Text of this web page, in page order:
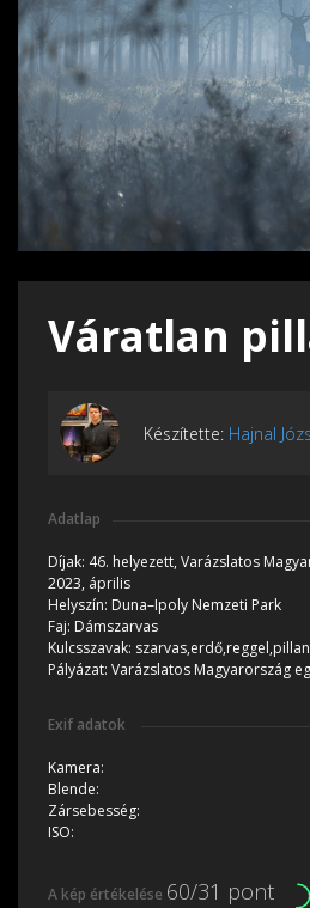
Váratlan
Készítette: Hajnal
Adatlap
Díjak: 46. helyezett, Varázslatos
2023, április
Helyszín: Duna–Ipoly Nemzeti Park
Faj: Dámszarvas
Kulcsszavak:
Pályázat: Varázslatos Magyarország
Exif adatok
Kamera:
Blende:
Zársebesség:
ISO:
A kép értékelése 60/31 pont